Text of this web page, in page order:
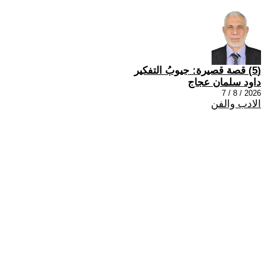
(5) قصة قصيرة: جيوبُ التفكير
داود سلمان عجاج
2026 / 8 / 7
الادب والفن